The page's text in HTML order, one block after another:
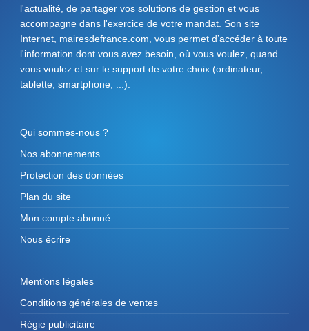
l'actualité, de partager vos solutions de gestion et vous
accompagne dans l'exercice de votre mandat. Son site
Internet, mairesdefrance.com, vous permet d’accéder à toute
l'information dont vous avez besoin, où vous voulez, quand
vous voulez et sur le support de votre choix (ordinateur,
tablette, smartphone, ...).
Qui sommes-nous ?
Nos abonnements
Protection des données
Plan du site
Mon compte abonné
Nous écrire
Mentions légales
Conditions générales de ventes
Régie publicitaire